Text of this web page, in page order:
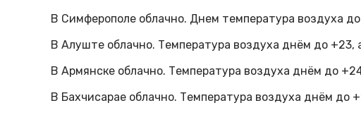
В Симферополе облачно. Днем температура воздуха
В Алуште облачно. Температура воздуха днём до +23,
В Армянске облачно. Температура воздуха днём до
В Бахчисарае облачно. Температура воздуха днём до